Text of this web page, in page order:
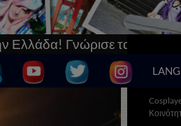
& μπες στο
SKIP TO CONTENT